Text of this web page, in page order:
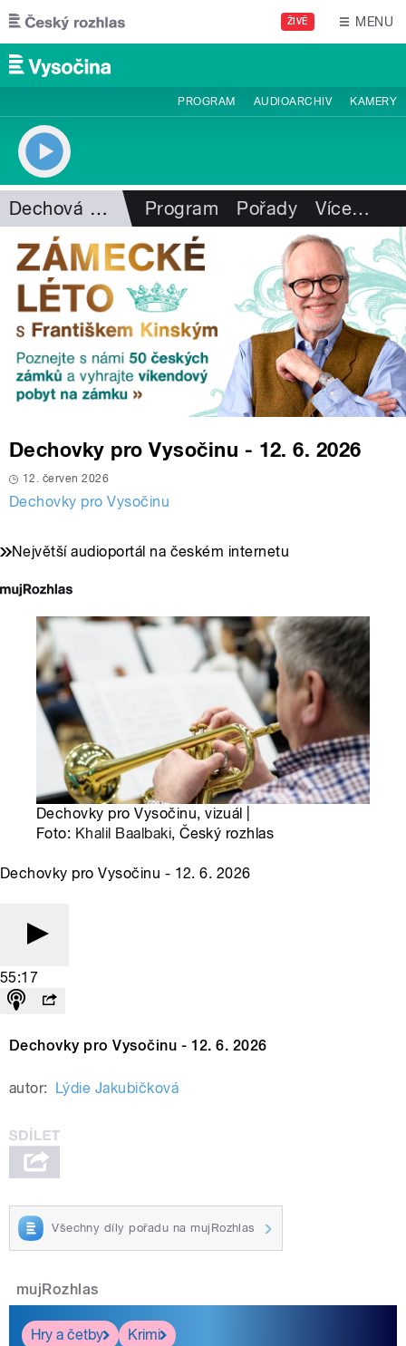
Přejít k hlavnímu obsahu
ŽIVĚ MENU
PROGRAM AUDIOARCHIV KAMERY
Dechová hudba Program Pořady Více…
Dechovky pro Vysočinu - 12. 6. 2026
12. červen 2026
Dechovky pro Vysočinu
Největší audioportál na českém internetu
Dechovky pro Vysočinu, vizuál |
Foto: Khalil Baalbaki, Český rozhlas
Dechovky pro Vysočinu - 12. 6. 2026
55:17
Dechovky pro Vysočinu - 12. 6. 2026
autor: Lýdie Jakubičková
Všechny díly pořadu na mujRozhlas
mujRozhlas
Hry a četby
Krimi